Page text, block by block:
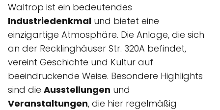
Waltrop ist ein bedeutendes
Industriedenkmal und bietet eine
einzigartige Atmosphäre. Die Anlage, die sich
an der Recklinghäuser Str. 320A befindet,
vereint Geschichte und Kultur auf
beeindruckende Weise. Besondere Highlights
sind die Ausstellungen und
Veranstaltungen, die hier regelmäßig